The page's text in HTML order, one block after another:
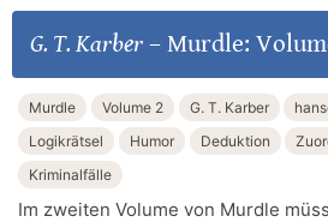
G. T. Karber– Murdle:
Murdle Volume 2 G. T. Karber
Logikrätsel
Humor Deduktion
Kriminalfälle
Im zweiten Volume von Murdle